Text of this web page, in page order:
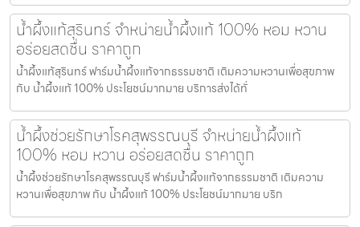
น้ำผึ้งแท้สุรินทร์ จำหน่ายน้ำผึ้งแท้ 100% หอม หวาน
อร่อยสดชื่น ราคาถูก
น้ำผึ้งแท้สุรินทร์ ฟาร์มน้ำผึ้งแท้จากธรรมชาติ เติมความหวานเพื่อสุขภาพ
กับ น้ำผึ้งแท้ 100% ประโยชน์มากมาย บริการส่งได้ทั่
น้ำผึ้งช่วยรักษาโรคสุพรรณบุรี จำหน่ายน้ำผึ้งแท้
100% หอม หวาน อร่อยสดชื่น ราคาถูก
น้ำผึ้งช่วยรักษาโรคสุพรรณบุรี ฟาร์มน้ำผึ้งแท้จากธรรมชาติ เติมความ
หวานเพื่อสุขภาพ กับ น้ำผึ้งแท้ 100% ประโยชน์มากมาย บริก